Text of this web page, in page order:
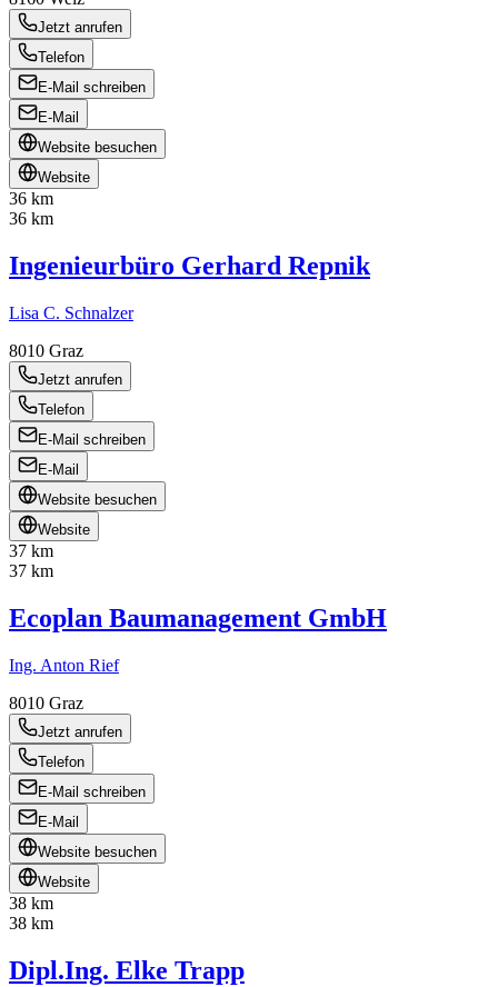
Jetzt anrufen
Telefon
E-Mail schreiben
E-Mail
Website besuchen
Website
36 km
36 km
Ingenieurbüro Gerhard Repnik
Lisa C. Schnalzer
8010 Graz
Jetzt anrufen
Telefon
E-Mail schreiben
E-Mail
Website besuchen
Website
37 km
37 km
Ecoplan Baumanagement GmbH
Ing. Anton Rief
8010 Graz
Jetzt anrufen
Telefon
E-Mail schreiben
E-Mail
Website besuchen
Website
38 km
38 km
Dipl.Ing. Elke Trapp